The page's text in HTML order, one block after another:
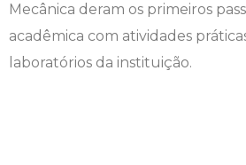
Mecânica deram os primeiros
acadêmica com atividades
laboratórios da instituição.
Engenharia Agronômica
Carteirinha de Estudante
Diploma Digital